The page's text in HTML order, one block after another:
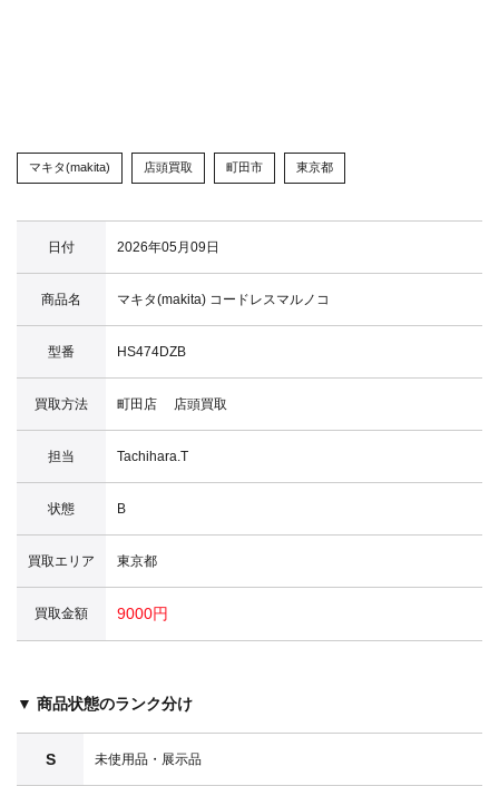
マキタ(makita) 店頭買取 町田市 東京都
日付 2026年05月09日
商品名 マキタ(makita) コードレスマルノコ
型番 HS474DZB
買取方法 町田店 店頭買取
担当 Tachihara.T
状態 B
買取エリア 東京都
買取金額 9000円
▼ 商品状態のランク分け
S 未使用品・展示品